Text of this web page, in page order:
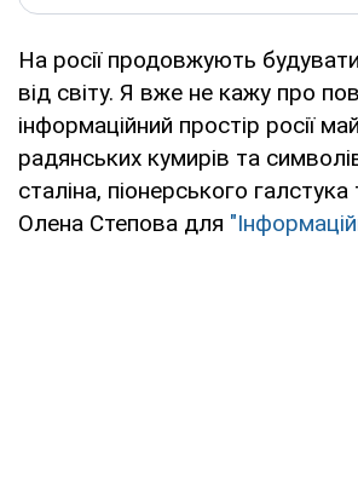
На росії продовжують
від світу. Я вже не кажу про
інформаційний простір росії
радянських кумирів та
сталіна, піонерського
Олена Степова для